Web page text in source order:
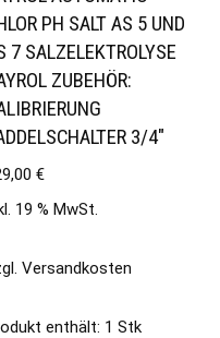
PH SALT AS 5 UND
7 SALZELEKTROLYSE
ZUBEHÖR:
3/4″
€
19 % MwSt.
Versandkosten
enthält: 1Stk